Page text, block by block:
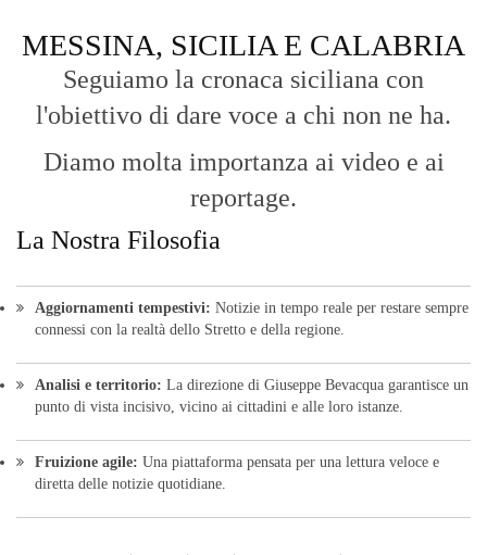
MESSINA, SICILIA E CALABRIA
Seguiamo la cronaca siciliana con
l'obiettivo di dare voce a chi non ne ha.
Diamo molta importanza ai video e ai
reportage.
La Nostra Filosofia
Aggiornamenti tempestivi: Notizie in tempo reale per restare sempre
connessi con la realtà dello Stretto e della regione.
Analisi e territorio: La direzione di Giuseppe Bevacqua garantisce un
punto di vista incisivo, vicino ai cittadini e alle loro istanze.
Fruizione agile: Una piattaforma pensata per una lettura veloce e
diretta delle notizie quotidiane.